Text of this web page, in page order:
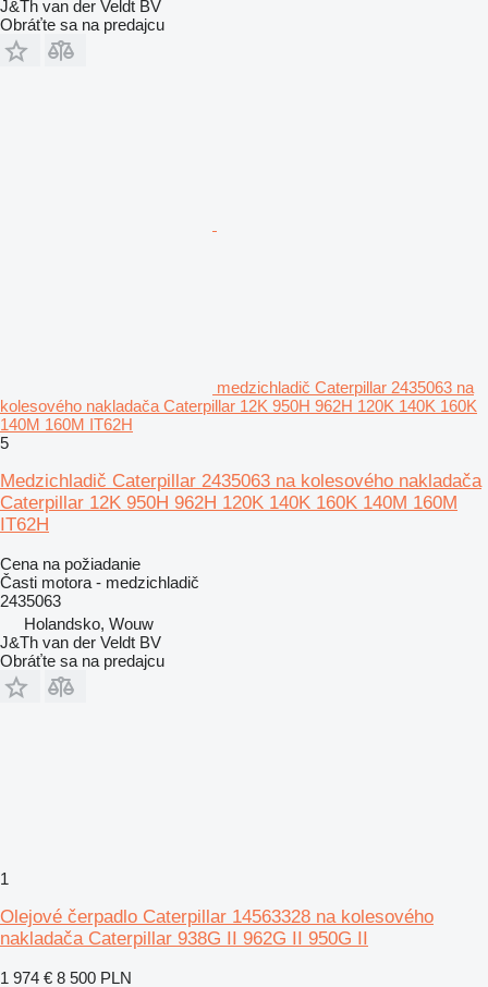
J&Th van der Veldt BV
Obráťte sa na predajcu
medzichladič Caterpillar 2435063 na
kolesového nakladača Caterpillar 12K 950H 962H 120K 140K 160K
140M 160M IT62H
5
Medzichladič Caterpillar 2435063 na kolesového nakladača
Caterpillar 12K 950H 962H 120K 140K 160K 140M 160M
IT62H
Cena na požiadanie
Časti motora - medzichladič
2435063
Holandsko, Wouw
J&Th van der Veldt BV
Obráťte sa na predajcu
1
Olejové čerpadlo Caterpillar 14563328 na kolesového
nakladača Caterpillar 938G II 962G II 950G II
1 974 € 8 500 PLN